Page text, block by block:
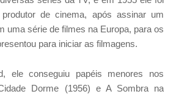
de cinema, após assinar um
uma série de filmes na Europa, para os
para iniciar as filmagens.
ele conseguiu papéis menores nos
Dorme (1956) e A Sombra na